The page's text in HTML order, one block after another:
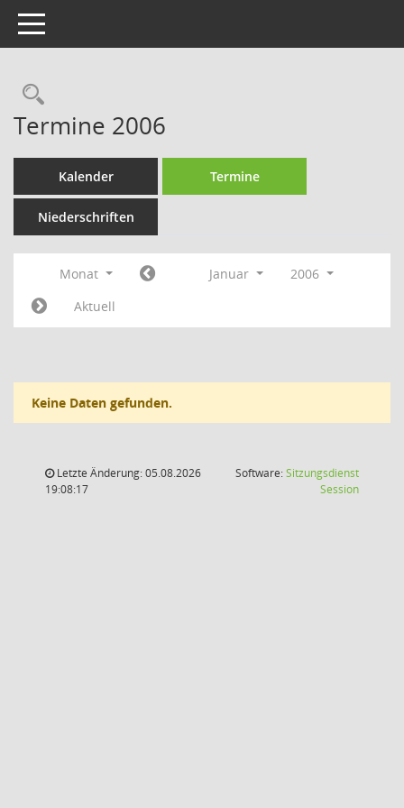
Toggle navigation
Rechercheauswahl
Termine 2006
Kalender Termine
Niederschriften
Monat Januar
2006
Aktuell
Keine Daten gefunden.
Letzte Änderung: 05.08.2026
19:08:17
Software:Sitzungsdienst
Session(Wird in